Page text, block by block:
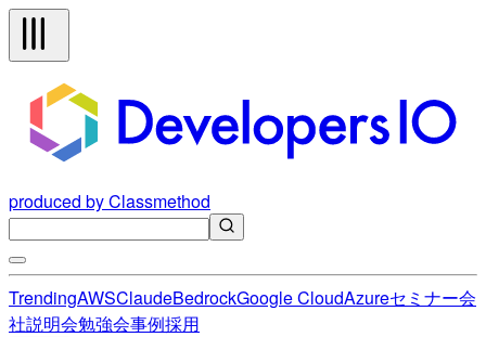
produced by Classmethod
TrendingAWSClaudeBedrockGoogle CloudAzureセミナー会
社説明会勉強会事例採用